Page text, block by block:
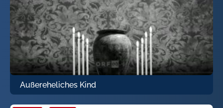
Außereheliches Kind